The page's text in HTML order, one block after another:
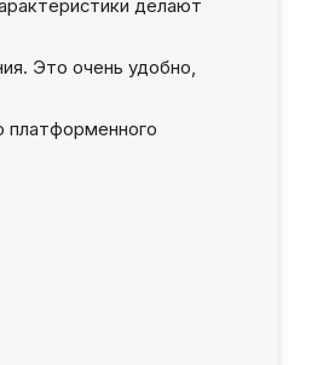
делают
Это очень удобно,
платформенного